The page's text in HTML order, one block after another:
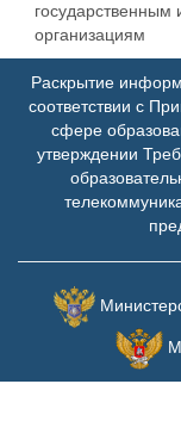
организациям
Раскрытие
соответствии с
сфере
утверждении